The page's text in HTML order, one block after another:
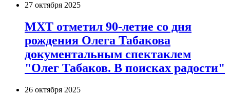
27 октября 2025
МХТ отметил 90-летие со дня
рождения Олега Табакова
документальным спектаклем
"Олег Табаков. В поисках радости"
26 октября 2025